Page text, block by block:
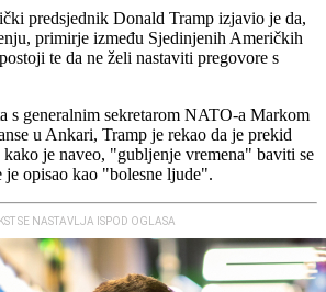
predsjednik Donald Tramp izjavio je da,
primirje između Sjedinjenih Američkih
te da ne želi nastaviti pregovore s
s generalnim sekretarom NATO-a Markom
u Ankari, Tramp je rekao da je prekid
je naveo, "gubljenje vremena" baviti se
opisao kao "bolesne ljude".
SE NASTAVLJA ISPOD OGLASA